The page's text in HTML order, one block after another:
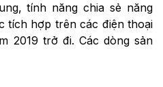
tính năng chia sẻ năng
tích hợp trên các điện thoại
2019 trở đi. Các dòng sản